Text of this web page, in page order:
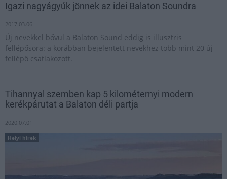
Igazi nagyágyúk jönnek az idei Balaton Soundra
2017.03.06
Új nevekkel bővül a Balaton Sound eddig is illusztris
fellépősora: a korábban bejelentett nevekhez több mint 20 új
fellépő csatlakozott.
Tihannyal szemben kap 5 kilométernyi modern
kerékpárutat a Balaton déli partja
2020.07.01
Helyi hírek